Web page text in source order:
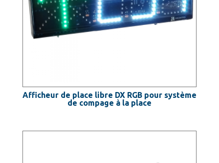
Afficheur de place libre DX RGB pour système
de compage à la place